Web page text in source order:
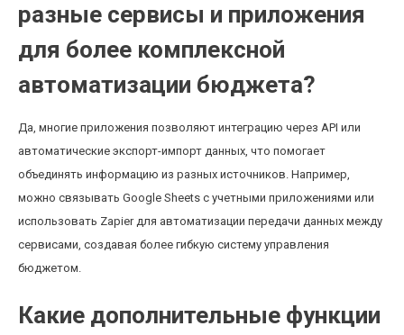
разные сервисы и приложения
для более комплексной
автоматизации бюджета?
Да, многие приложения позволяют интеграцию через API или
автоматические экспорт-импорт данных, что помогает
объединять информацию из разных источников. Например,
можно связывать Google Sheets с учетными приложениями или
использовать Zapier для автоматизации передачи данных между
сервисами, создавая более гибкую систему управления
бюджетом.
Какие дополнительные функции